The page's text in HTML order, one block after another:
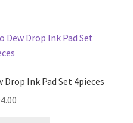
Drop Ink Pad Set 4pieces